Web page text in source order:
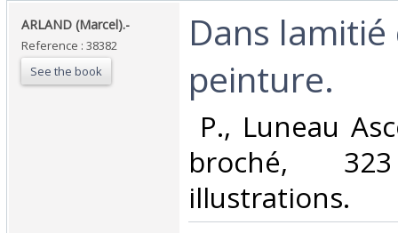
‎ARLAND (Marcel).-‎
Reference : 38382
See the book
‎Dans lamitié
peinture.‎
P., Luneau
broché,
illustrations. ‎